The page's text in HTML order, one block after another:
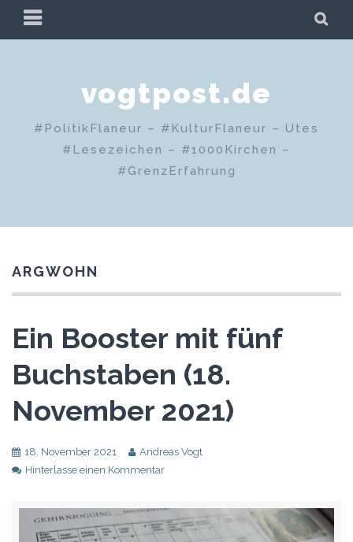
Zum
PRIMÄRES
MENÜ
vogtpost.de
#PolitikFlaneur – #KulturFlaneur – Utes
#Lesezeichen – #1000Kirchen –
#GrenzErfahrung
ARGWOHN
Ein Booster mit fünf
Buchstaben (18.
November 2021)
18. November 2021
Andreas Vogt
Hinterlasse einen Kommentar